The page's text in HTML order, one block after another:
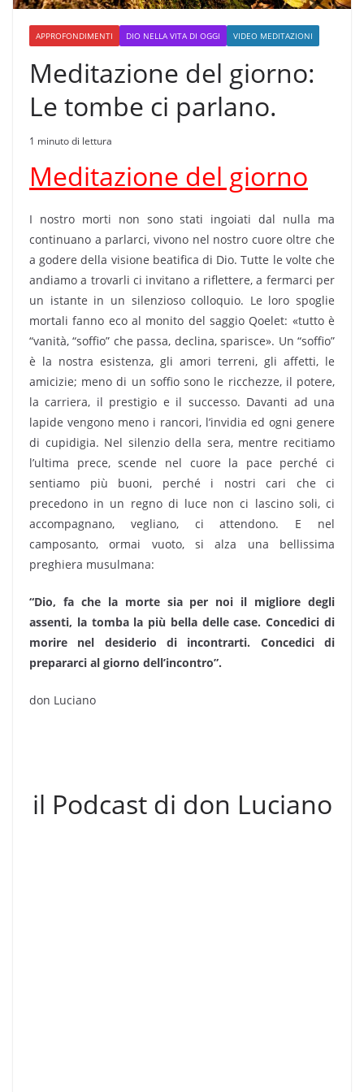
APPROFONDIMENTI DIO NELLA VITA DI OGGI VIDEO MEDITAZIONI
Meditazione del giorno:
Le tombe ci parlano.
1 minuto di lettura
Meditazione del giorno
I nostro morti non sono stati ingoiati dal nulla ma
continuano a parlarci, vivono nel nostro cuore oltre che
a godere della visione beatifica di Dio. Tutte le volte che
andiamo a trovarli ci invitano a riflettere, a fermarci per
un istante in un silenzioso colloquio. Le loro spoglie
mortali fanno eco al monito del saggio Qoelet: «tutto è
“vanità, “soffio” che passa, declina, sparisce». Un “soffio”
è la nostra esistenza, gli amori terreni, gli affetti, le
amicizie; meno di un soffio sono le ricchezze, il potere,
la carriera, il prestigio e il successo. Davanti ad una
lapide vengono meno i rancori, l’invidia ed ogni genere
di cupidigia. Nel silenzio della sera, mentre recitiamo
l’ultima prece, scende nel cuore la pace perché ci
sentiamo più buoni, perché i nostri cari che ci
precedono in un regno di luce non ci lascino soli, ci
accompagnano, vegliano, ci attendono. E nel
camposanto, ormai vuoto, si alza una bellissima
preghiera musulmana:
“Dio, fa che la morte sia per noi il migliore degli
assenti, la tomba la più bella delle case. Concedici di
morire nel desiderio di incontrarti. Concedici di
prepararci al giorno dell’incontro”.
don Luciano
il Podcast di don Luciano